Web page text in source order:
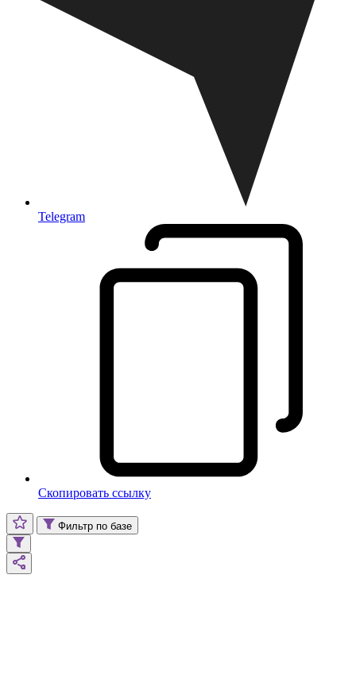
Telegram
Скопировать ссылку
Фильтр по базе